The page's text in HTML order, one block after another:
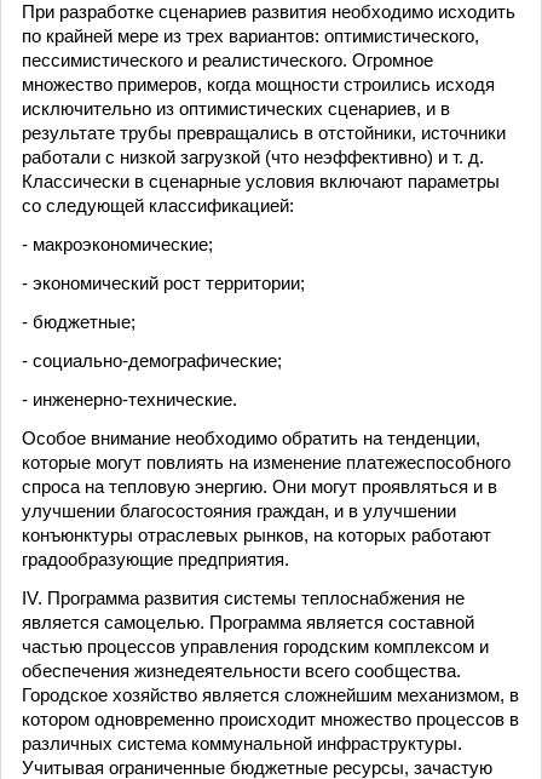
При разработке сценариев развития необходимо исходить
по крайней мере из трех вариантов: оптимистического,
пессимистического и реалистического. Огромное
множество примеров, когда мощности строились исходя
исключительно из оптимистических сценариев, и в
результате трубы превращались в отстойники, источники
работали с низкой загрузкой (что неэффективно) и т. д.
Классически в сценарные условия включают параметры
со следующей классификацией:
- макроэкономические;
- экономический рост территории;
- бюджетные;
- социально-демографические;
- инженерно-технические.
Особое внимание необходимо обратить на тенденции,
которые могут повлиять на изменение платежеспособного
спроса на тепловую энергию. Они могут проявляться и в
улучшении благосостояния граждан, и в улучшении
конъюнктуры отраслевых рынков, на которых работают
градообразующие предприятия.
IV. Программа развития системы теплоснабжения не
является самоцелью. Программа является составной
частью процессов управления городским комплексом и
обеспечения жизнедеятельности всего сообщества.
Городское хозяйство является сложнейшим механизмом, в
котором одновременно происходит множество процессов в
различных система коммунальной инфраструктуры.
Учитывая ограниченные бюджетные ресурсы, зачастую